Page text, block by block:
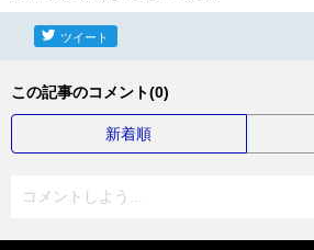
ツイート
この記事のコメント(0)
新着順
コメントしよう...